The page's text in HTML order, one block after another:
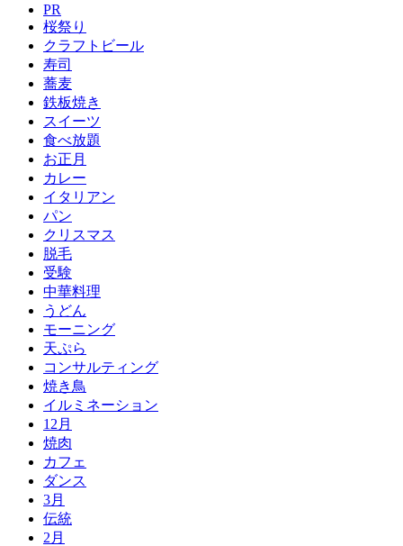
PR
桜祭り
クラフトビール
寿司
蕎麦
鉄板焼き
スイーツ
食べ放題
お正月
カレー
イタリアン
パン
クリスマス
脱毛
受験
中華料理
うどん
モーニング
天ぷら
コンサルティング
焼き鳥
イルミネーション
12月
焼肉
カフェ
ダンス
3月
伝統
2月